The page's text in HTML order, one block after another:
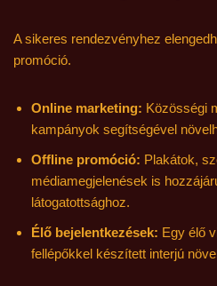
A sikeres rendezvényhez
promóció.
Online marketing: Közösségi
kampányok segítségével
Offline promóció: Plakátok,
médiamegjelenések is
látogatottsághoz.
Élő bejelentkezések: Egy élő
fellépőkkel készített interjú